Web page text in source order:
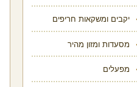
יקבים ומשקאות חריפים
מסעדות ומזון מהיר
מפעלים